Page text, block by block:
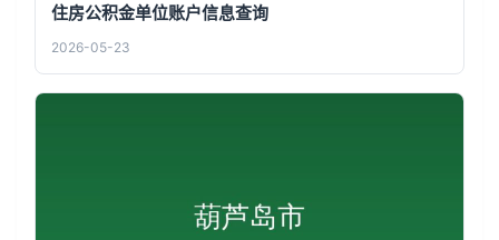
住房公积金单位账户信息查询
2026-05-23